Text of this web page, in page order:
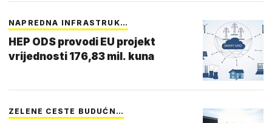
NAPREDNA INFRASTRUK…
HEP ODS provodi EU projekt
vrijednosti 176,83 mil. kuna
ZELENE CESTE BUDUĆN…